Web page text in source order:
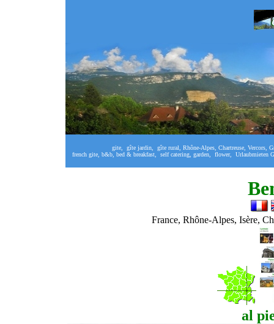
gite, gîte jardin, gîte rural, Rhône-Alpes, Chartreuse, Vercors,
french gite, b&b, bed & breakfast,
self catering, garden, flower, Urlaubmieten
France, Rhône-Alpes, Isère,
al